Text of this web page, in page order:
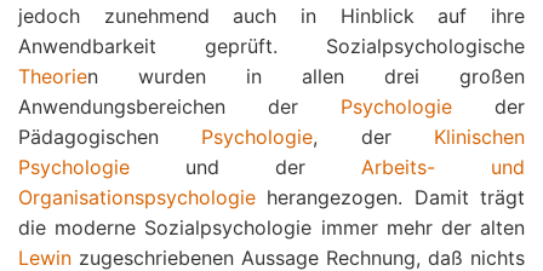
jedoch zunehmend auch in Hinblick auf ihre
Anwendbarkeit geprüft. Sozialpsychologische
Theorien wurden in allen drei großen
Anwendungsbereichen der Psychologie der
Pädagogischen Psychologie, der Klinischen
Psychologie und der Arbeits- und
Organisationspsychologie herangezogen. Damit trägt
die moderne Sozialpsychologie immer mehr der alten
Lewin zugeschriebenen Aussage Rechnung, daß nichts